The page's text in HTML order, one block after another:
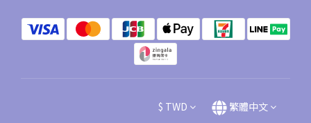
$ TWD 繁體中文